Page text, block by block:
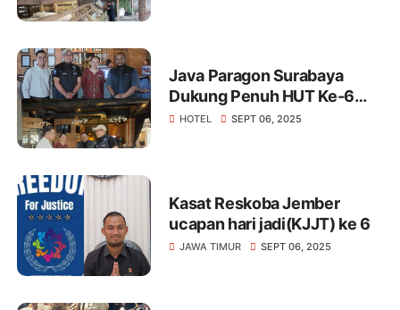
Java Paragon Surabaya
Dukung Penuh HUT Ke-6
KJJT Tahun 2025
HOTEL SEPT 06, 2025
Kasat Reskoba Jember
ucapan hari jadi(KJJT) ke 6
JAWA TIMUR SEPT 06, 2025